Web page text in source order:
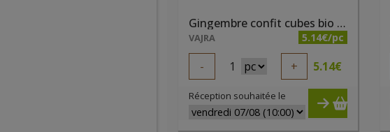
Gingembre confit cubes bio 250g Pépite
VAJRA 5.14€/pc
- 1 + 5.14€
Réception souhaitée le